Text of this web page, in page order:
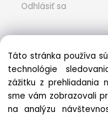
Odhlásiť sa
Táto stránka používa
technológie
zážitku z prehliadania
sme vám zobrazovali
na analýzu